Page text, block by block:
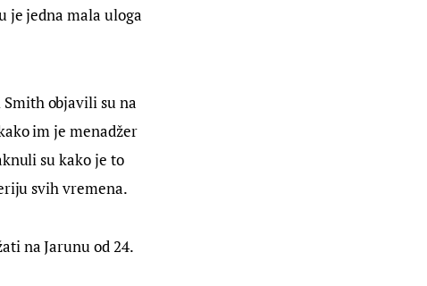
je jedna mala uloga
Smith objavili su na
im je menadžer
su kako je to
svih vremena.
na Jarunu od 24.